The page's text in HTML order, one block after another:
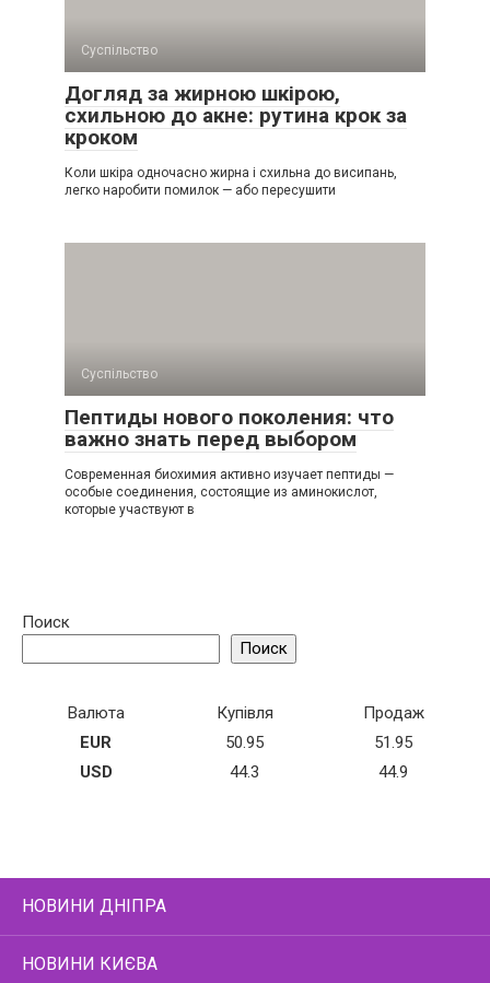
Суспільство
Догляд за жирною шкірою,
схильною до акне: рутина крок за
кроком
Коли шкіра одночасно жирна і схильна до висипань,
легко наробити помилок — або пересушити
Суспільство
Пептиды нового поколения: что
важно знать перед выбором
Современная биохимия активно изучает пептиды —
особые соединения, состоящие из аминокислот,
которые участвуют в
Поиск
Поиск
Валюта Купівля
Продаж
EUR
50.95
51.95
USD
44.3 44.9
НОВИНИ ДНІПРА
НОВИНИ КИЄВА